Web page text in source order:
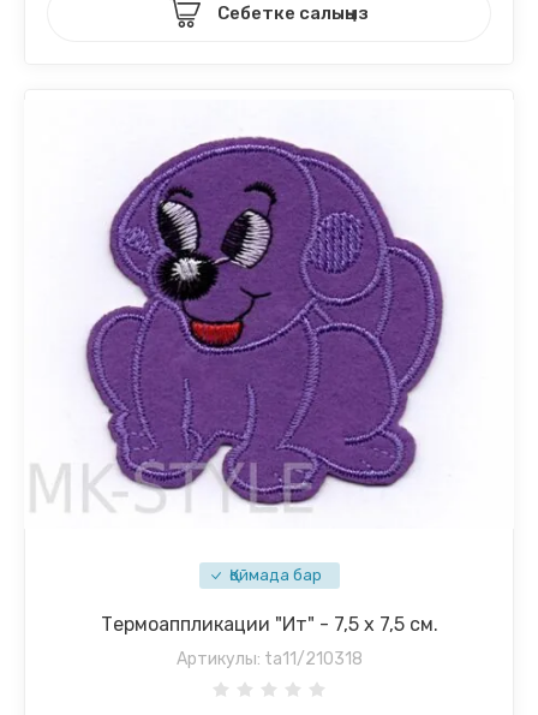
Себетке салыңыз
Қоймада бар
Термоаппликации "Ит" - 7,5 х 7,5 см.
Артикулы: ta11/210318